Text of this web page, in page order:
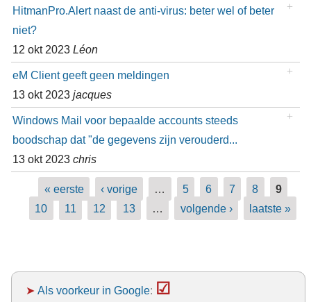
HitmanPro.Alert naast de anti-virus: beter wel of beter
niet?
12 okt 2023 Léon
eM Client geeft geen meldingen
13 okt 2023 jacques
Windows Mail voor bepaalde accounts steeds
boodschap dat "de gegevens zijn verouderd...
13 okt 2023 chris
Pagina's
« eerste ‹ vorige … 5 6 7 8
9
10
11 12 13 … volgende › laatste »
➤ Als voorkeur in Google: ☑